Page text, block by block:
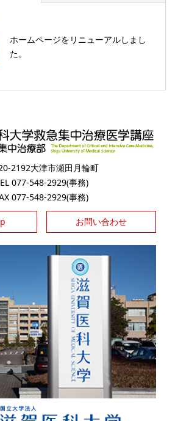
ホームページをリニューアルしまし
た。
2192大津市瀬田月輪町
077-548-2929(事務)
077-548-2929(事務)
お問い合わせ